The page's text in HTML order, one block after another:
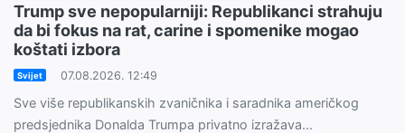
Trump sve nepopularniji: Republikanci strahuju
da bi fokus na rat, carine i spomenike mogao
koštati izbora
Svijet 07.08.2026. 12:49
Sve više republikanskih zvaničnika i saradnika američkog
predsjednika Donalda Trumpa privatno izražava...